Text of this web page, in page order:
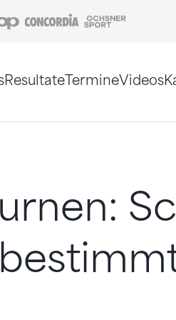
Coop Concordia
ResultateTermineVideos